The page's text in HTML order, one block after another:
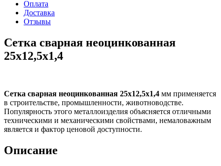
Оплата
Доставка
Отзывы
Сетка сварная неоцинкованная
25х12,5х1,4
Сетка сварная неоцинкованная 25х12,5х1,4 мм применяется
в строительстве, промышленности, животноводстве.
Популярность этого металлоизделия объясняется отличными
техническими и механическими свойствами, немаловажным
является и фактор ценовой доступности.
Описание